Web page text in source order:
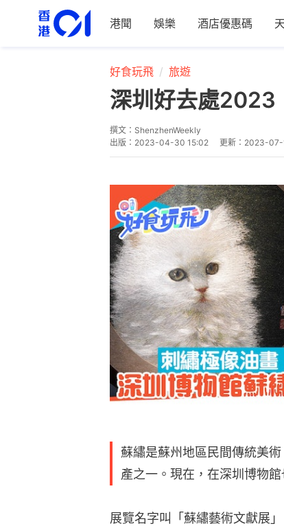
港聞 娛樂 酒店優惠碼
好食玩飛 旅遊
深圳好去處2023
撰文： ShenzhenWeekly
出版： 2023-04-30 15:02 更新： 2023-07-
蘇繡是蘇州地區民間傳統美
產之一。現在，在深圳博物
展覽名字叫「蘇繡藝術文獻展